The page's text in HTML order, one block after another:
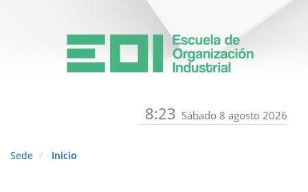
8:23 Sábado 8 agosto 2026
Sede Inicio